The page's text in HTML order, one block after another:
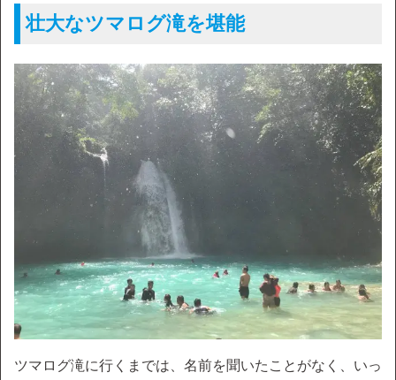
壮大なツマログ滝を堪能
ツマログ滝に行くまでは、名前を聞いたことがなく、いっ